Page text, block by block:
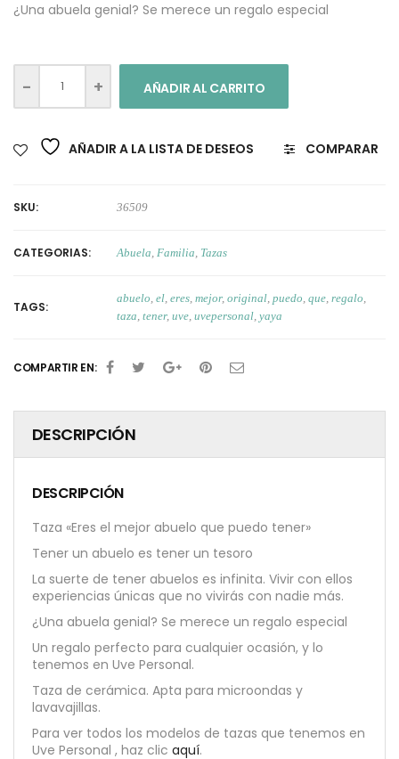
¿Una abuela genial? Se merece un regalo especial
AÑADIR AL CARRITO
AÑADIR A LA LISTA DE DESEOS COMPARAR
SKU: 36509
CATEGORIAS: Abuela, Familia, Tazas
TAGS:
abuelo, el, eres, mejor, original, puedo, que, regalo,
taza, tener, uve, uvepersonal, yaya
COMPARTIR EN:
DESCRIPCIÓN
DESCRIPCIÓN
Taza «Eres el mejor abuelo que puedo tener»
Tener un abuelo es tener un tesoro
La suerte de tener abuelos es infinita. Vivir con ellos
experiencias únicas que no vivirás con nadie más.
¿Una abuela genial? Se merece un regalo especial
Un regalo perfecto para cualquier ocasión, y lo
tenemos en Uve Personal.
Taza de cerámica. Apta para microondas y
lavavajillas.
Para ver todos los modelos de tazas que tenemos en
Uve Personal , haz clic aquí.